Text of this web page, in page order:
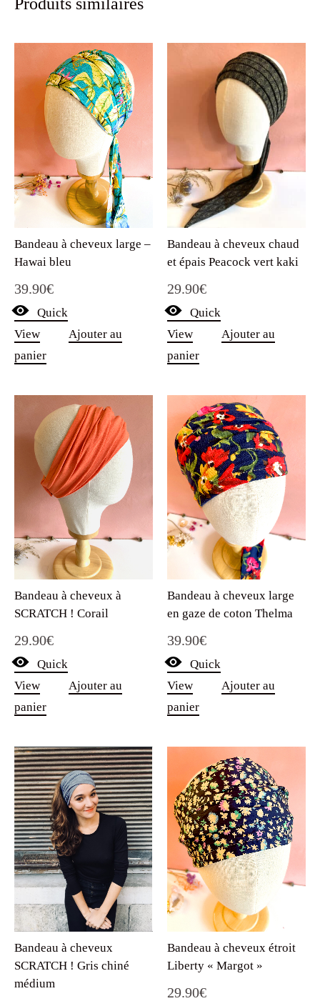
Bandeau à cheveux large –
Hawai bleu
39.90€
Quick
View
Ajouter au
panier
Bandeau à cheveux chaud
et épais Peacock vert kaki
29.90€
Quick
View
Ajouter au
panier
Bandeau à cheveux à
SCRATCH ! Corail
29.90€
Quick
View
Ajouter au
panier
Bandeau à cheveux large
en gaze de coton Thelma
39.90€
Quick
View
Ajouter au
panier
Bandeau à cheveux
SCRATCH ! Gris chiné
médium
Bandeau à cheveux étroit
Liberty « Margot »
29.90€